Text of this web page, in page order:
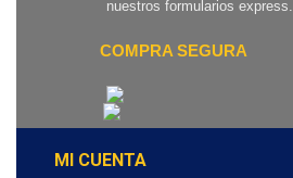
nuestros formularios express.
COMPRA SEGURA
MI CUENTA